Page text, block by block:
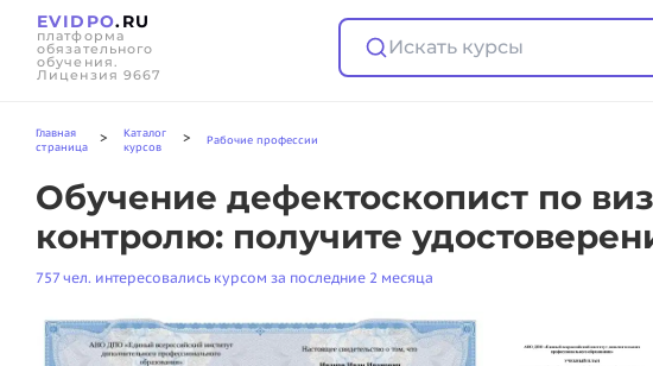
EVIDPO.RU
платформа
обязательного
обучения.
Лицензия 9667
Искать курсы
Главная
страница
>
Каталог
курсов
> Рабочие профессии
Обучение дефектоскопист по
контролю: получите
757 чел. интересовались курсом за последние 2 месяца